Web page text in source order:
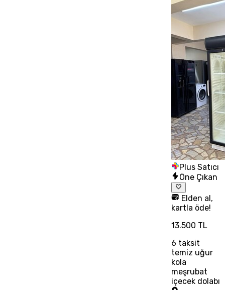
Plus Satıcı
Öne Çıkan
Elden al,
kartla öde!
13.500 TL
6 taksit
temiz uğur
kola
meşrubat
içecek dolabı